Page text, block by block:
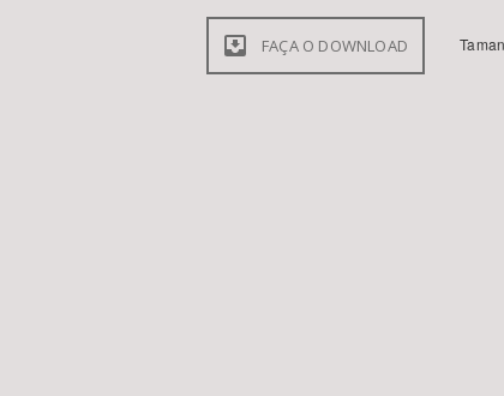
FAÇA O DOWNLOAD